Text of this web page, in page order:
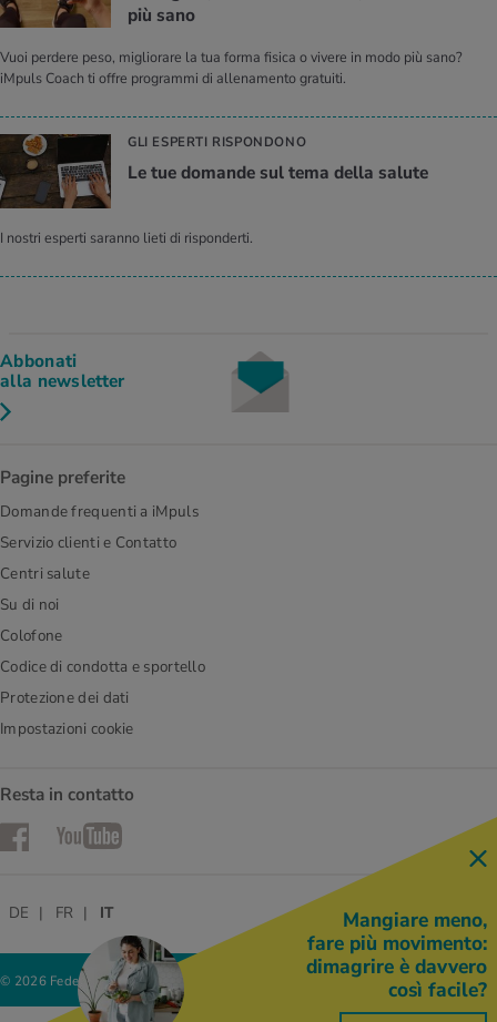
più sano
Vuoi perdere peso, migliorare la tua forma fisica o vivere in modo più sano?
iMpuls Coach ti offre programmi di allenamento gratuiti.
GLI ESPERTI RISPONDONO
Le tue do­man­de sul tema della sa­lu­te
I nostri esperti saranno lieti di risponderti.
Abbonati
alla newsletter
Pagine preferite
Domande frequenti a iMpuls
Servizio clienti e Contatto
Centri salute
Su di noi
Colofone
Codice di condotta e sportello
Protezione dei dati
Impostazioni cookie
Resta in contatto
FacebookYouTube
© 2026 Federazione delle cooperative Migros
DE FR IT
Mangiare meno,
fare più movimento:
dimagrire è davvero
così facile?